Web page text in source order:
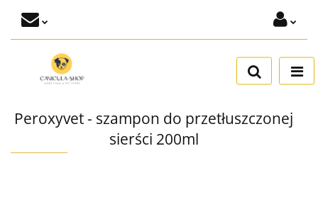
Zaloguj się
Dodaj zgłoszenie
Peroxyvet - szampon do przetłuszczonej
sierści 200ml